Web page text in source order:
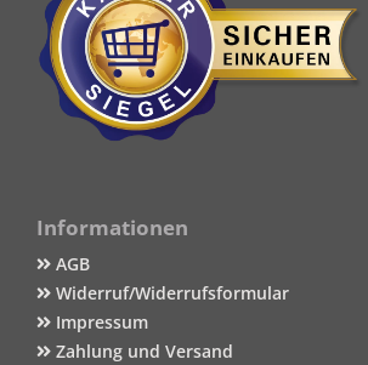
Informationen
AGB
Widerruf/Widerrufsformular
Impressum
Zahlung und Versand